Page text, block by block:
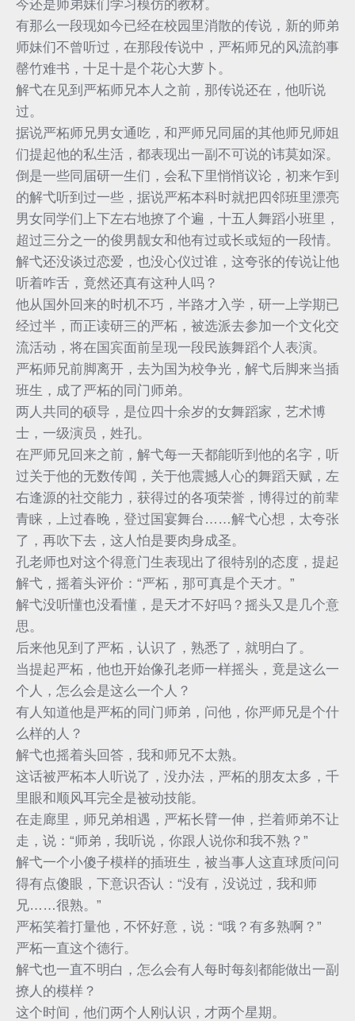
今还是师弟妹们学习模仿的教材。
有那么一段现如今已经在校园里消散的传说，新的师弟
师妹们不曾听过，在那段传说中，严柘师兄的风流韵事
罄竹难书，十足十是个花心大萝卜。
解弋在见到严柘师兄本人之前，那传说还在，他听说
过。
据说严柘师兄男女通吃，和严师兄同届的其他师兄师姐
们提起他的私生活，都表现出一副不可说的讳莫如深。
倒是一些同届研一生们，会私下里悄悄议论，初来乍到
的解弋听到过一些，据说严柘本科时就把四邻班里漂亮
男女同学们上下左右地撩了个遍，十五人舞蹈小班里，
超过三分之一的俊男靓女和他有过或长或短的一段情。
解弋还没谈过恋爱，也没心仪过谁，这夸张的传说让他
听着咋舌，竟然还真有这种人吗？
他从国外回来的时机不巧，半路才入学，研一上学期已
经过半，而正读研三的严柘，被选派去参加一个文化交
流活动，将在国宾面前呈现一段民族舞蹈个人表演。
严柘师兄前脚离开，去为国为校争光，解弋后脚来当插
班生，成了严柘的同门师弟。
两人共同的硕导，是位四十余岁的女舞蹈家，艺术博
士，一级演员，姓孔。
在严师兄回来之前，解弋每一天都能听到他的名字，听
过关于他的无数传闻，关于他震撼人心的舞蹈天赋，左
右逢源的社交能力，获得过的各项荣誉，博得过的前辈
青睐，上过春晚，登过国宴舞台……解弋心想，太夸张
了，再吹下去，这人怕是要肉身成圣。
孔老师也对这个得意门生表现出了很特别的态度，提起
解弋，摇着头评价：“严柘，那可真是个天才。”
解弋没听懂也没看懂，是天才不好吗？摇头又是几个意
思。
后来他见到了严柘，认识了，熟悉了，就明白了。
当提起严柘，他也开始像孔老师一样摇头，竟是这么一
个人，怎么会是这么一个人？
有人知道他是严柘的同门师弟，问他，你严师兄是个什
么样的人？
解弋也摇着头回答，我和师兄不太熟。
这话被严柘本人听说了，没办法，严柘的朋友太多，千
里眼和顺风耳完全是被动技能。
在走廊里，师兄弟相遇，严柘长臂一伸，拦着师弟不让
走，说：“师弟，我听说，你跟人说你和我不熟？”
解弋一个小傻子模样的插班生，被当事人这直球质问问
得有点傻眼，下意识否认：“没有，没说过，我和师
兄……很熟。”
严柘笑着打量他，不怀好意，说：“哦？有多熟啊？”
严柘一直这个德行。
解弋也一直不明白，怎么会有人每时每刻都能做出一副
撩人的模样？
这个时间，他们两个人刚认识，才两个星期。